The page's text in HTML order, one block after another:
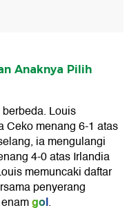
Anaknya Pilih
Louis
Ceko menang 6-1 atas
ia mengulangi
4-0 atas Irlandia
memuncaki daftar
penyerang
gol.